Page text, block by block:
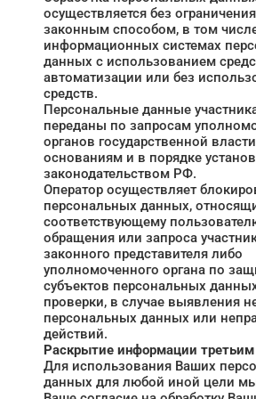
осуществляется без
законным способом, в том
информационных системах
данных с использованием
автоматизации или без
средств.
Персональные данные
переданы по запросам
органов государственной
основаниям и в порядке
законодательством РФ.
Оператор осуществляет
персональных данных,
соответствующему
обращения или запроса
законного представителя либо
уполномоченного органа по
субъектов персональных
проверки, в случае выявления
персональных данных или
действий.
Раскрытие информации
Для использования Ваших
данных для любой иной цели